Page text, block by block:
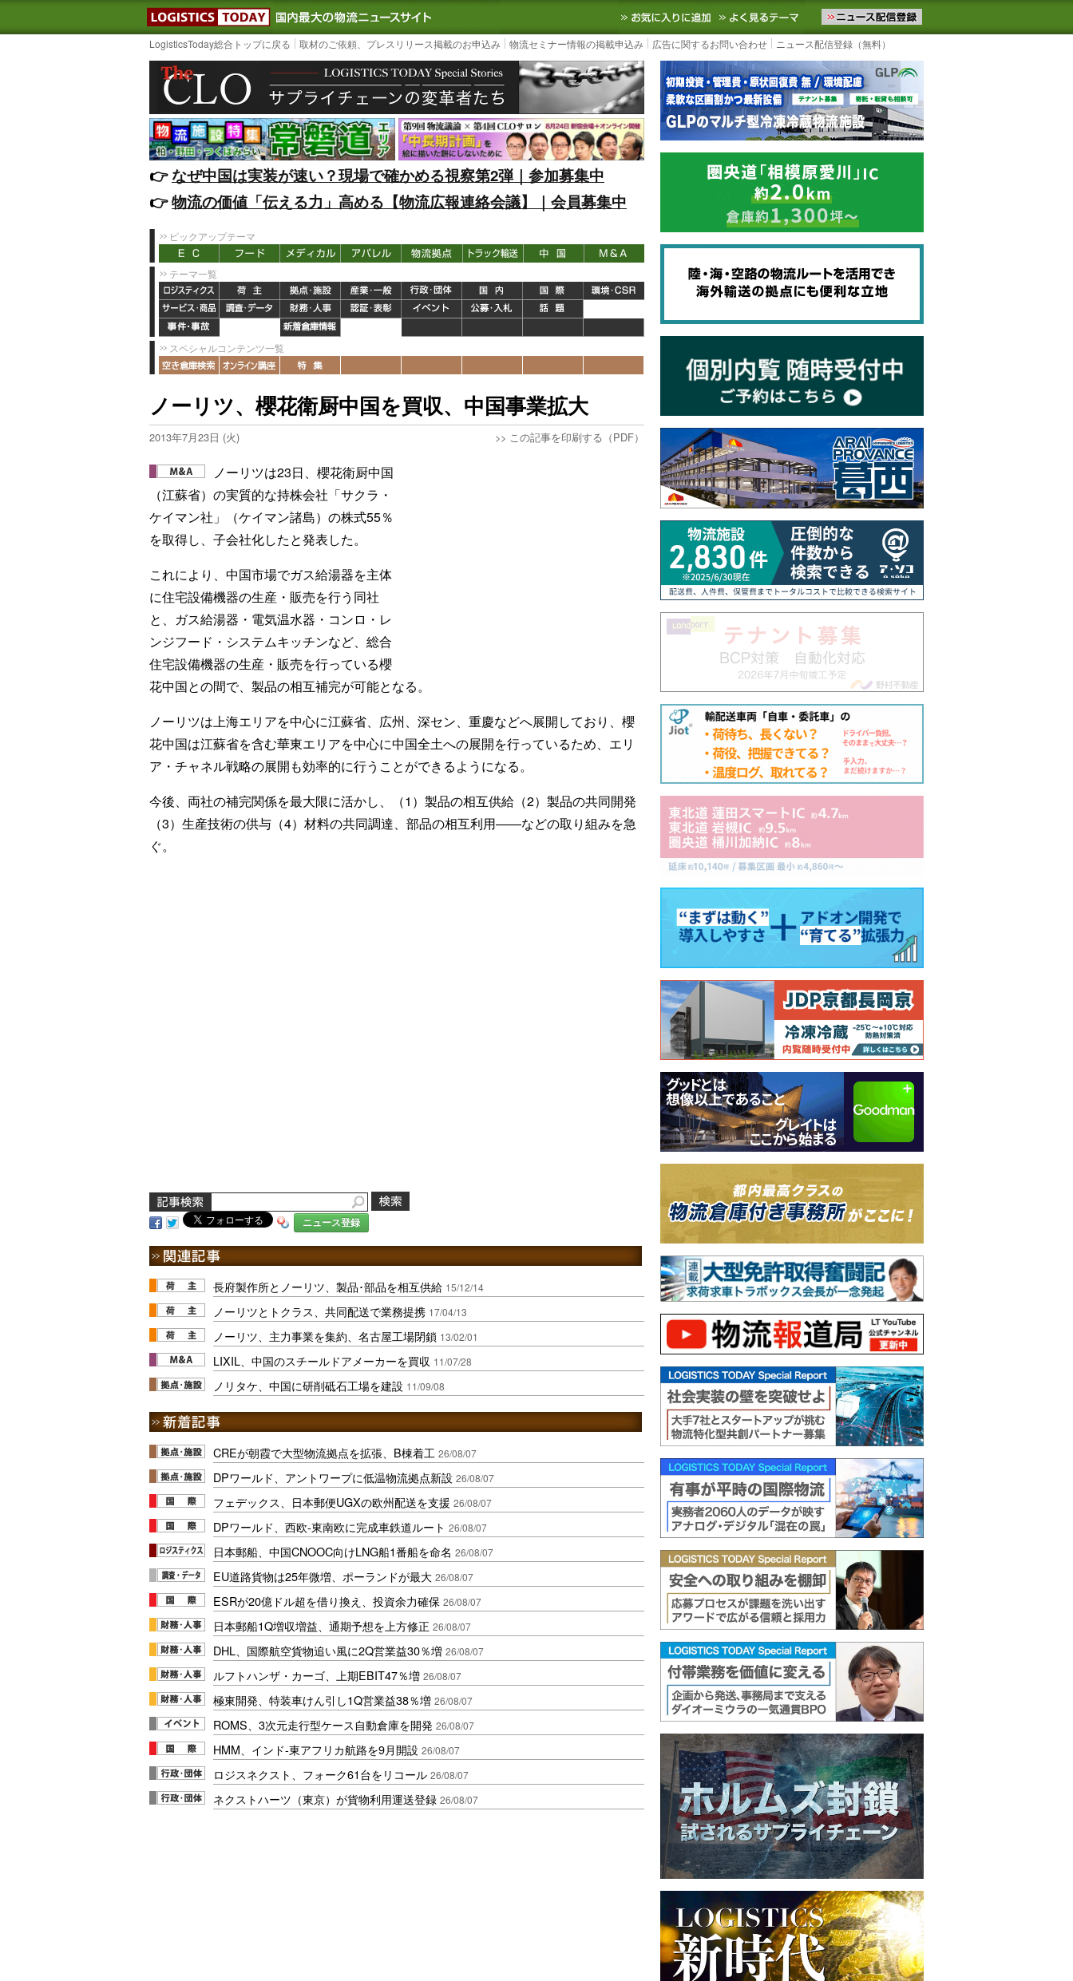
LOGISTICS TODAY｜国内最大の物流ニュースサイト3PL, SCMなど国内外の最新の物流ニュースをお届けします。物流ニュースメール配信を登録す
お気に入りに追加 よく見るテーマ
LogisticsToday総合トップに戻る 取材のご依頼、プレスリリース掲載のお申込み 物流セミナー情報の掲載申込み 広告に関するお問い合わせ ニュース配信登録（無料）
👉️なぜ中国は実装が速い？現場で確かめる視察第2弾｜参加募集中
👉️物流の価値「伝える力」高める【物流広報連絡会議】｜会員募集中
ピックアップテーマ
テーマ一覧
スペシャルコンテンツ一覧
ノーリツ、櫻花衛厨中国を買収、中国事業拡大
2013年7月23日 (火) >> この記事を印刷する（PDF）
ノーリツは23日、櫻花衛厨中国
（江蘇省）の実質的な持株会社「サクラ・
ケイマン社」（ケイマン諸島）の株式55％
を取得し、子会社化したと発表した。
これにより、中国市場でガス給湯器を主体
に住宅設備機器の生産・販売を行う同社
と、ガス給湯器・電気温水器・コンロ・レ
ンジフード・システムキッチンなど、総合
住宅設備機器の生産・販売を行っている櫻
花中国との間で、製品の相互補完が可能となる。
ノーリツは上海エリアを中心に江蘇省、広州、深セン、重慶などへ展開しており、櫻
花中国は江蘇省を含む華東エリアを中心に中国全土への展開を行っているため、エリ
ア・チャネル戦略の展開も効率的に行うことができるようになる。
今後、両社の補完関係を最大限に活かし、（1）製品の相互供給（2）製品の共同開発
（3）生産技術の供与（4）材料の共同調達、部品の相互利用――などの取り組みを急
ぐ。
ニュース登録
長府製作所とノーリツ、製品･部品を相互供給 15/12/14
ノーリツとトクラス、共同配送で業務提携 17/04/13
ノーリツ、主力事業を集約、名古屋工場閉鎖 13/02/01
LIXIL、中国のスチールドアメーカーを買収 11/07/28
ノリタケ、中国に研削砥石工場を建設 11/09/08
CREが朝霞で大型物流拠点を拡張、B棟着工 26/08/07
DPワールド、アントワープに低温物流拠点新設 26/08/07
フェデックス、日本郵便UGXの欧州配送を支援 26/08/07
DPワールド、西欧-東南欧に完成車鉄道ルート 26/08/07
日本郵船、中国CNOOC向けLNG船1番船を命名 26/08/07
EU道路貨物は25年微増、ポーランドが最大 26/08/07
ESRが20億ドル超を借り換え、投資余力確保 26/08/07
日本郵船1Q増収増益、通期予想を上方修正 26/08/07
DHL、国際航空貨物追い風に2Q営業益30％増 26/08/07
ルフトハンザ・カーゴ、上期EBIT47％増 26/08/07
極東開発、特装車けん引し1Q営業益38％増 26/08/07
ROMS、3次元走行型ケース自動倉庫を開発 26/08/07
HMM、インド-東アフリカ航路を9月開設 26/08/07
ロジスネクスト、フォーク61台をリコール 26/08/07
ネクストハーツ（東京）が貨物利用運送登録 26/08/07